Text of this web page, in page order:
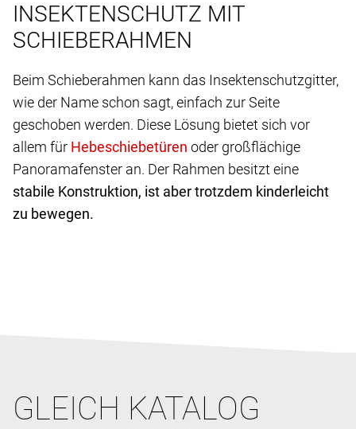
INSEKTENSCHUTZ MIT
SCHIEBERAHMEN
Beim Schieberahmen kann das Insektenschutzgitter,
wie der Name schon sagt, einfach zur Seite
geschoben werden. Diese Lösung bietet sich vor
allem für
oder großflächige
Panoramafenster an. Der Rahmen besitzt eine
stabile Konstruktion, ist aber trotzdem kinderleicht
zu bewegen.
GLEICH KATALOG